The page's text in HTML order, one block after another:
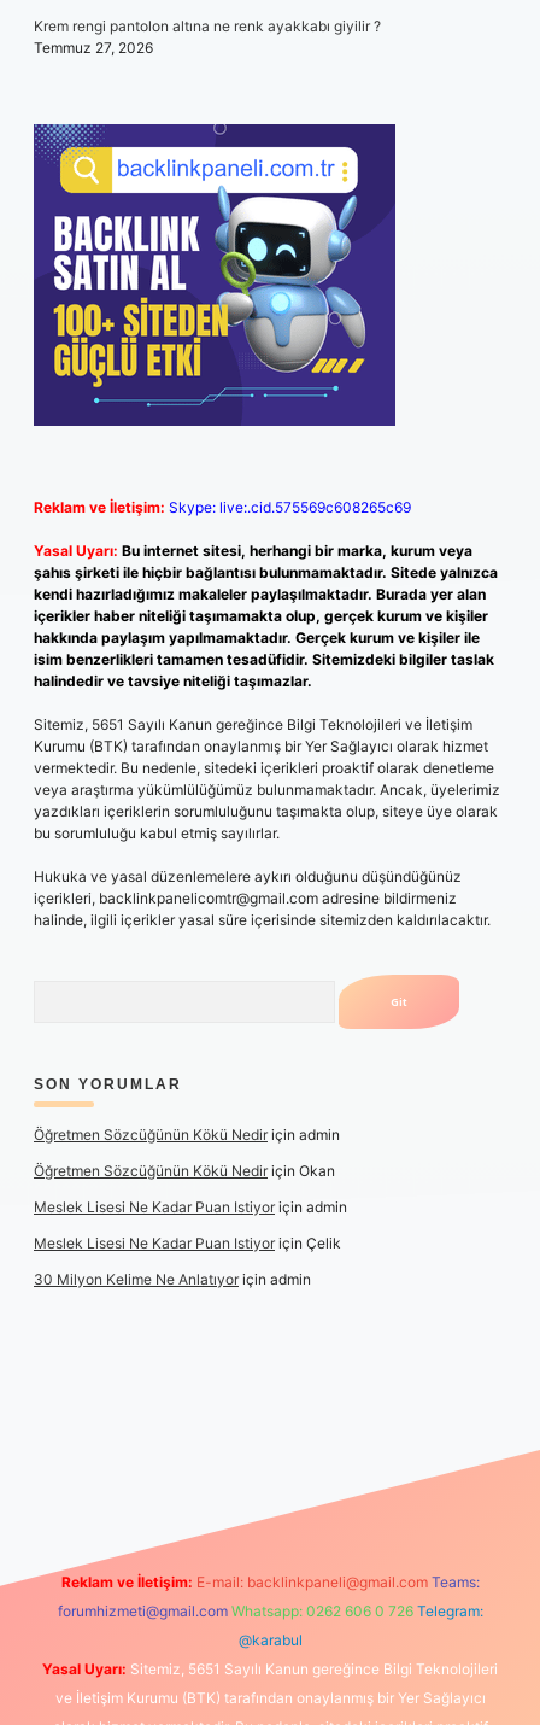
Krem rengi pantolon altına ne renk ayakkabı giyilir ?
Temmuz 27, 2026
Reklam ve İletişim: Skype: live:.cid.575569c608265c69
Yasal Uyarı: Bu internet sitesi, herhangi bir marka, kurum veya
şahıs şirketi ile hiçbir bağlantısı bulunmamaktadır. Sitede yalnızca
kendi hazırladığımız makaleler paylaşılmaktadır. Burada yer alan
içerikler haber niteliği taşımamakta olup, gerçek kurum ve kişiler
hakkında paylaşım yapılmamaktadır. Gerçek kurum ve kişiler ile
isim benzerlikleri tamamen tesadüfidir. Sitemizdeki bilgiler taslak
halindedir ve tavsiye niteliği taşımazlar.
Sitemiz, 5651 Sayılı Kanun gereğince Bilgi Teknolojileri ve İletişim
Kurumu (BTK) tarafından onaylanmış bir Yer Sağlayıcı olarak hizmet
vermektedir. Bu nedenle, sitedeki içerikleri proaktif olarak denetleme
veya araştırma yükümlülüğümüz bulunmamaktadır. Ancak, üyelerimiz
yazdıkları içeriklerin sorumluluğunu taşımakta olup, siteye üye olarak
bu sorumluluğu kabul etmiş sayılırlar.
Hukuka ve yasal düzenlemelere aykırı olduğunu düşündüğünüz
içerikleri, backlinkpanelicomtr@gmail.com adresine bildirmeniz
halinde, ilgili içerikler yasal süre içerisinde sitemizden kaldırılacaktır.
SON YORUMLAR
Öğretmen Sözcüğünün Kökü Nediriçin admin
Öğretmen Sözcüğünün Kökü Nediriçin Okan
Meslek Lisesi Ne Kadar Puan Istiyoriçin admin
Meslek Lisesi Ne Kadar Puan Istiyoriçin Çelik
30 Milyon Kelime Ne Anlatıyoriçin admin
Reklam ve İletişim: E-mail: backlinkpaneli@gmail.com Teams:
forumhizmeti@gmail.com Whatsapp: 0262 606 0 726 Telegram:
@karabul
Yasal Uyarı: Sitemiz, 5651 Sayılı Kanun gereğince Bilgi Teknolojileri
ve İletişim Kurumu (BTK) tarafından onaylanmış bir Yer Sağlayıcı